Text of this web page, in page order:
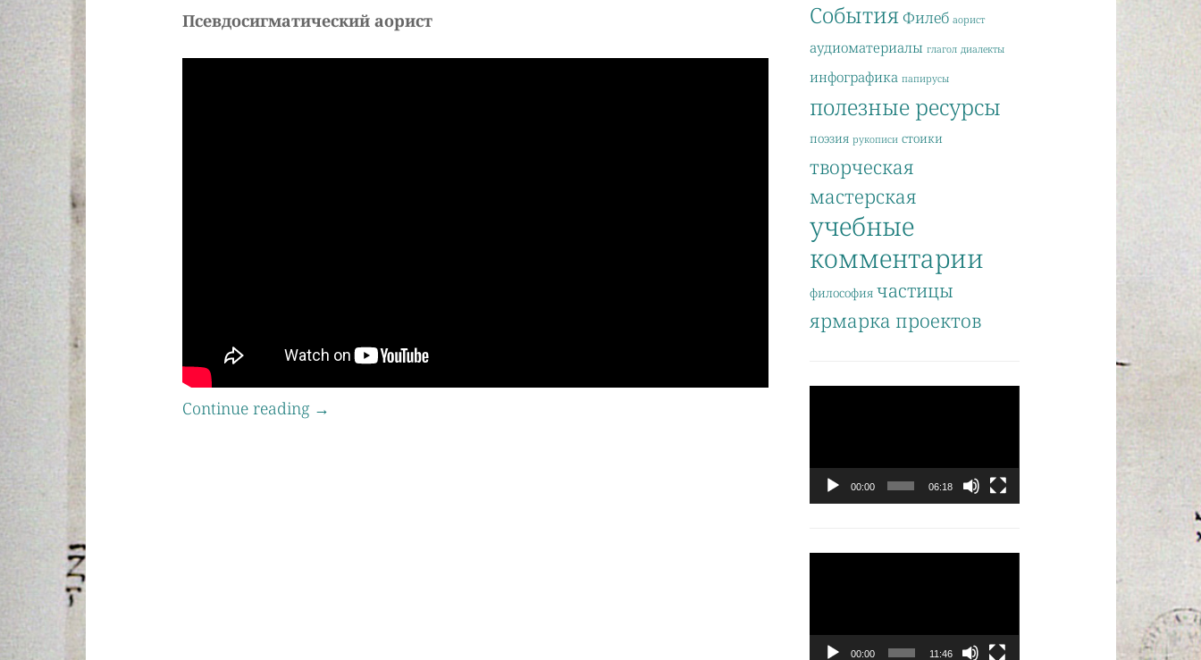
Псевдосигматический аорист
Continue reading →
События Филеб аорист
аудиоматериалы глагол диалекты
инфографика папирусы
полезные ресурсы
поэзия рукописи стоики
творческая
мастерская
учебные
комментарии
философия частицы
ярмарка проектов
00:00 06:18
00:00 11:46